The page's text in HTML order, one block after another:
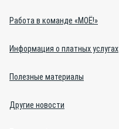
Работа в команде «МОЁ!»
Информация о платных услугах
Полезные материалы
Другие новости